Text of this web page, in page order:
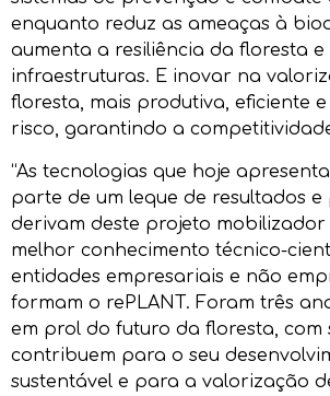
enquanto reduz as ameaças à
aumenta a resiliência da floresta e
infraestruturas. E inovar na
floresta, mais produtiva, eficiente
risco, garantindo a
“As tecnologias que hoje
parte de um leque de resultados e
derivam deste projeto mobilizador
melhor conhecimento técnico-
entidades empresariais e não
formam o rePLANT. Foram três
em prol do futuro da floresta, com
contribuem para o seu
sustentável e para a valorização